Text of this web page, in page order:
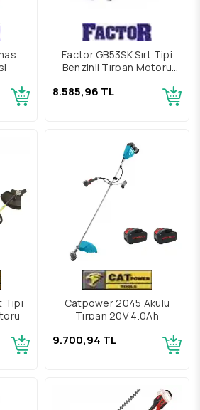
Factor GB53SK Sırt Tipi
Benzinli Tırpan Motoru
8.585,96 TL
Tipi
Catpower 2045 Akülü
Tırpan 20V 4.0Ah
9.700,94 TL